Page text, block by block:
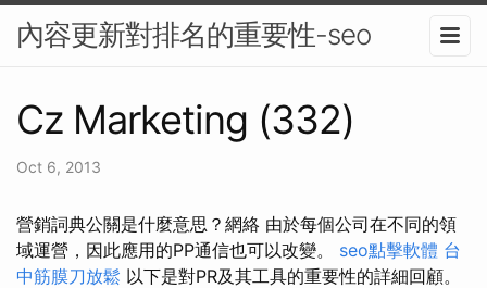
內容更新對排名的重要性-seo
Cz Marketing (332)
Oct 6, 2013
營銷詞典公關是什麼意思？網絡 由於每個公司在不同的領
域運營，因此應用的PP通信也可以改變。 seo點擊軟體 台
中筋膜刀放鬆 以下是對PR及其工具的重要性的詳細回顧。